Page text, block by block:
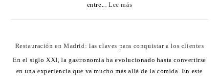
entre...Lee más
Restauración en Madrid: las claves para conquistar a los clientes
En el siglo XXI, la gastronomía ha evolucionado hasta convertirse
en una experiencia que va mucho más allá de la comida. En este